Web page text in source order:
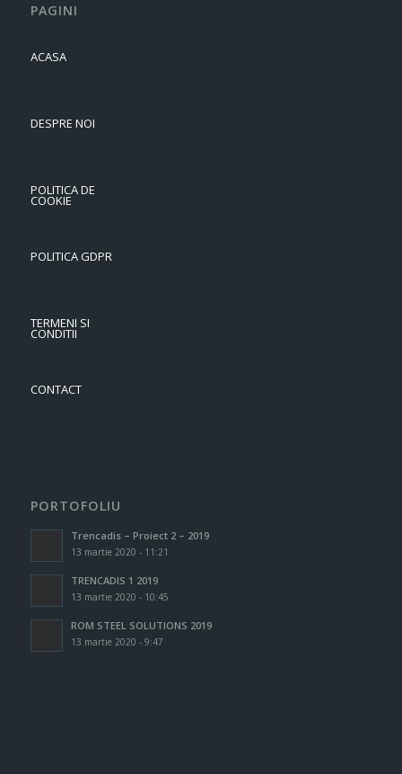
PAGINI
ACASA
DESPRE NOI
POLITICA DE
COOKIE
POLITICA GDPR
TERMENI SI
CONDITII
CONTACT
PORTOFOLIU
Trencadis – Proiect 2 – 2019
13 martie 2020 - 11:21
TRENCADIS 1 2019
13 martie 2020 - 10:45
ROM STEEL SOLUTIONS 2019
13 martie 2020 - 9:47